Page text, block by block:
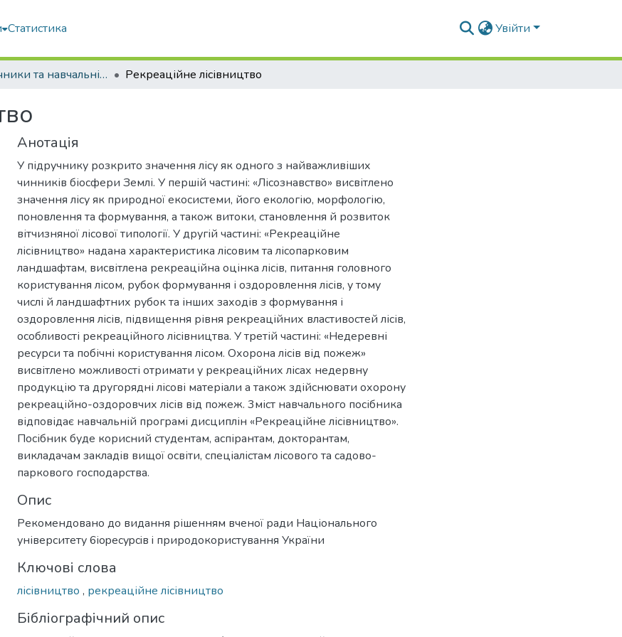
Статистика Увійти
Підручники та навчальні посібники Рекреаційне лісівництво
Анотація
У підручнику розкрито значення лісу як одного з найважливіших
чинників біосфери Землі. У першій частині: «Лісознавство» висвітлено
значення лісу як природної екосистеми, його екологію, морфологію,
поновлення та формування, а також витоки, становлення й розвиток
вітчизняної лісової типології. У другій частині: «Рекреаційне
лісівництво» надана характеристика лісовим та лісопарковим
ландшафтам, висвітлена рекреаційна оцінка лісів, питання головного
користування лісом, рубок формування і оздоровлення лісів, у тому
числі й ландшафтних рубок та інших заходів з формування і
оздоровлення лісів, підвищення рівня рекреаційних властивостей лісів,
особливості рекреаційного лісівництва. У третій частині: «Недеревні
ресурси та побічні користування лісом. Охорона лісів від пожеж»
висвітлено можливості отримати у рекреаційних лісах недервну
продукцію та другорядні лісові матеріали а також здійснювати охорону
рекреаційно-оздоровчих лісів від пожеж. 3міст навчального посібника
відповідає навчальній програмі дисциплін «Рекреаційне лісівництво».
Посібник буде корисний студентам, аспірантам, докторантам,
викладачам закладів вищої освіти, спеціалістам лісового та садово-
паркового господарства.
Опис
Рекомендовано до видання рішенням вченої ради Національного
університету 6iopecypciв i природокористування України
Ключові слова
лісівництво , рекреаційне лісівництво
Бібліографічний опис